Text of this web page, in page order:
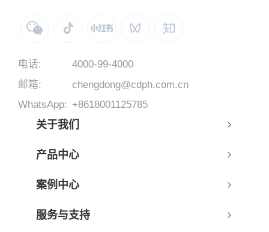
电话:
4000-99-4000
邮箱:
chengdong@cdph.com.cn
WhatsApp: +8618001125785
关于我们
产品中心
案例中心
服务与支持